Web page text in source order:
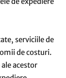
serviciile de
de costuri.
acestor